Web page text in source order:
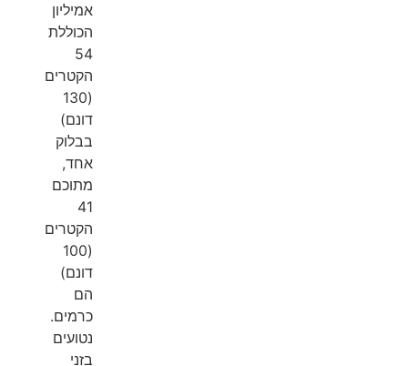
אמיליון
הכוללת
54
הקטרים
​​(130
דונם)
בבלוק
אחד,
מתוכם
41
הקטרים
​​(100
דונם)
הם
כרמים.
נטועים
בזני